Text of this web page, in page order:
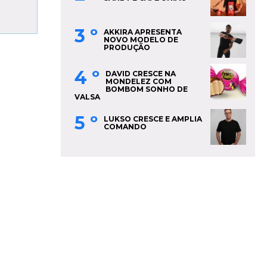
3 º
AKKIRA APRESENTA
NOVO MODELO DE
PRODUÇÃO
4 º
DAVID CRESCE NA
MONDELEZ COM
BOMBOM SONHO DE
VALSA
5 º
LUKSO CRESCE E AMPLIA
COMANDO